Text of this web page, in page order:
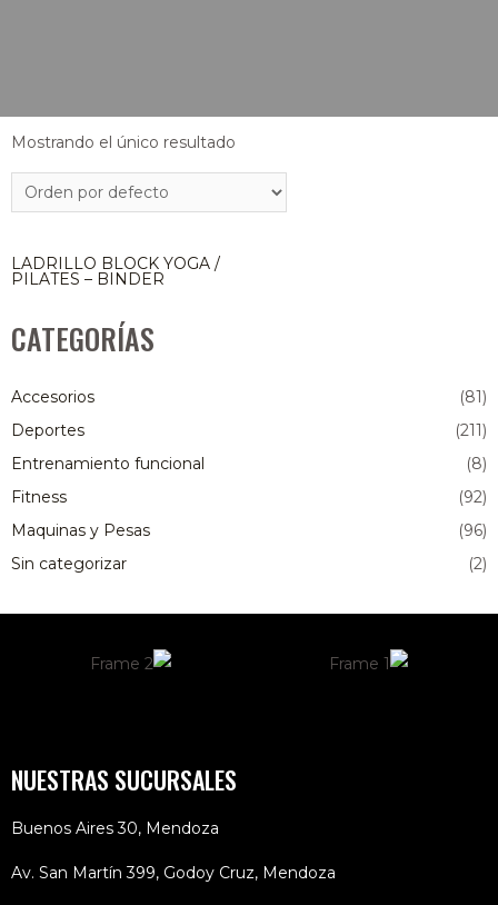
CATEGORÍAS
Accesorios
(81)
Deportes
(211)
Entrenamiento funcional
(8)
Fitness
(92)
Maquinas y Pesas
(96)
Sin categorizar
(2)
Mostrando el único resultado
LADRILLO BLOCK YOGA /
PILATES – BINDER
NUESTRAS SUCURSALES
Buenos Aires 30, Mendoza
Av. San Martín 399, Godoy Cruz, Mendoza